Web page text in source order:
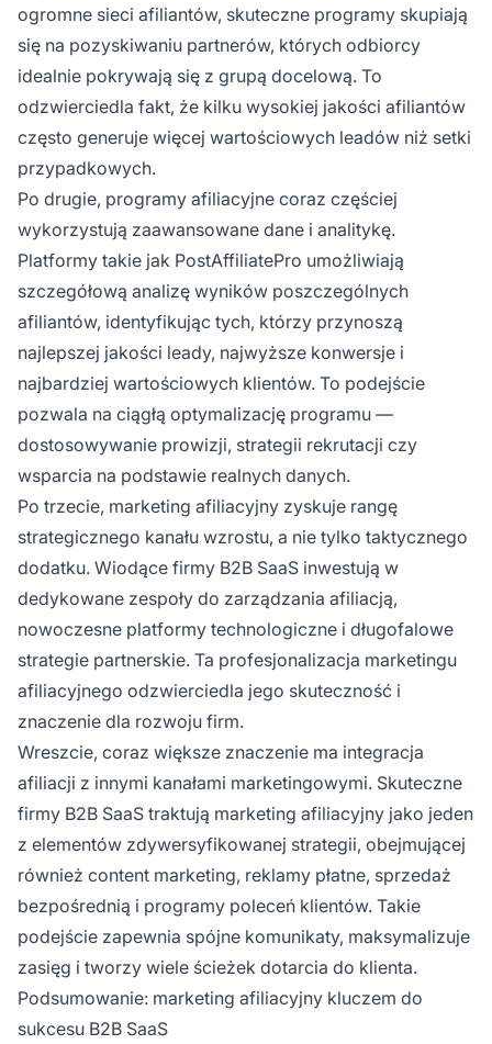
ogromne sieci afiliantów, skuteczne programy skupiają
się na pozyskiwaniu partnerów, których odbiorcy
idealnie pokrywają się z grupą docelową. To
odzwierciedla fakt, że kilku wysokiej jakości afiliantów
często generuje więcej wartościowych leadów niż setki
przypadkowych.
Po drugie, programy afiliacyjne coraz częściej
wykorzystują zaawansowane dane i analitykę.
Platformy takie jak PostAffiliatePro umożliwiają
szczegółową analizę wyników poszczególnych
afiliantów, identyfikując tych, którzy przynoszą
najlepszej jakości leady, najwyższe konwersje i
najbardziej wartościowych klientów. To podejście
pozwala na ciągłą optymalizację programu —
dostosowywanie prowizji, strategii rekrutacji czy
wsparcia na podstawie realnych danych.
Po trzecie, marketing afiliacyjny zyskuje rangę
strategicznego kanału wzrostu, a nie tylko taktycznego
dodatku. Wiodące firmy B2B SaaS inwestują w
dedykowane zespoły do zarządzania afiliacją,
nowoczesne platformy technologiczne i długofalowe
strategie partnerskie. Ta profesjonalizacja marketingu
afiliacyjnego odzwierciedla jego skuteczność i
znaczenie dla rozwoju firm.
Wreszcie, coraz większe znaczenie ma integracja
afiliacji z innymi kanałami marketingowymi. Skuteczne
firmy B2B SaaS traktują marketing afiliacyjny jako jeden
z elementów zdywersyfikowanej strategii, obejmującej
również content marketing, reklamy płatne, sprzedaż
bezpośrednią i programy poleceń klientów. Takie
podejście zapewnia spójne komunikaty, maksymalizuje
zasięg i tworzy wiele ścieżek dotarcia do klienta.
Podsumowanie: marketing afiliacyjny kluczem do
sukcesu B2B SaaS